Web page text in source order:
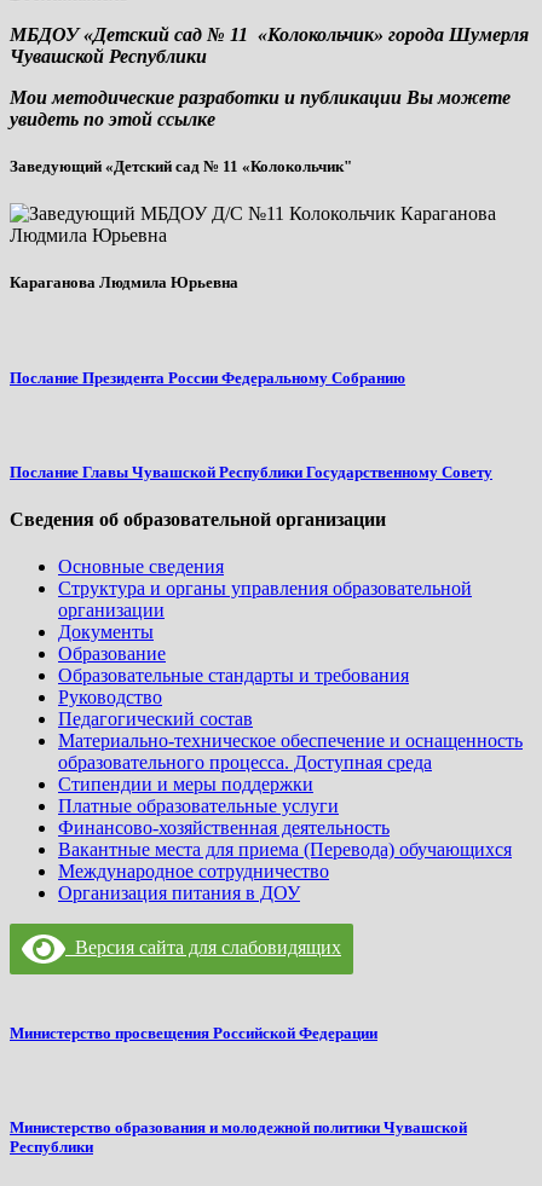
МБДОУ «Детский сад № 11 «Колокольчик» города Шумерля
Чувашской Республики
Мои методические разработки и публикации Вы можете
увидеть по этой ссылке
Заведующий «Детский сад № 11 «Колокольчик"
Караганова Людмила Юрьевна
Послание Президента России Федеральному Собранию
Послание Главы Чувашской Республики Государственному Совету
Сведения об образовательной организации
Основные сведения
Структура и органы управления образовательной
организации
Документы
Образование
Образовательные стандарты и требования
Руководство
Педагогический состав
Материально-техническое обеспечение и оснащенность
образовательного процесса. Доступная среда
Стипендии и меры поддержки
Платные образовательные услуги
Финансово-хозяйственная деятельность
Вакантные места для приема (Перевода) обучающихся
Международное сотрудничество
Организация питания в ДОУ
Версия сайта для слабовидящих
Министерство просвещения Российской Федерации
Министерство образования и молодежной политики Чувашской
Республики